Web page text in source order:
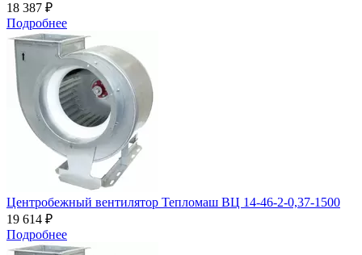
18 387 ₽
Подробнее
Центробежный вентилятор Тепломаш ВЦ 14-46-2-0,37-1500
19 614 ₽
Подробнее